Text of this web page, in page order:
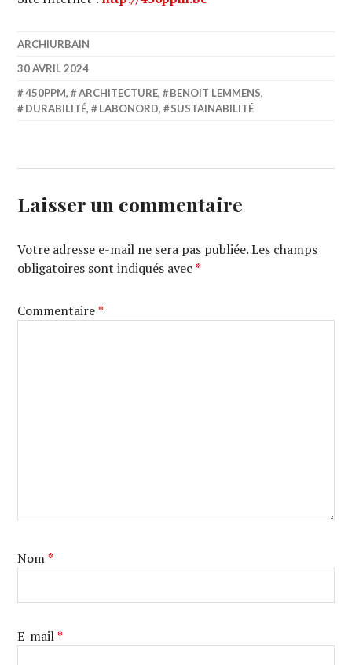
ARCHIURBAIN
30 AVRIL 2024
450PPM, ARCHITECTURE, BENOIT LEMMENS,
DURABILITÉ, LABONORD, SUSTAINABILITÉ
Laisser un commentaire
Votre adresse e-mail ne sera pas publiée. Les champs
obligatoires sont indiqués avec*
Commentaire*
Nom*
E-mail*